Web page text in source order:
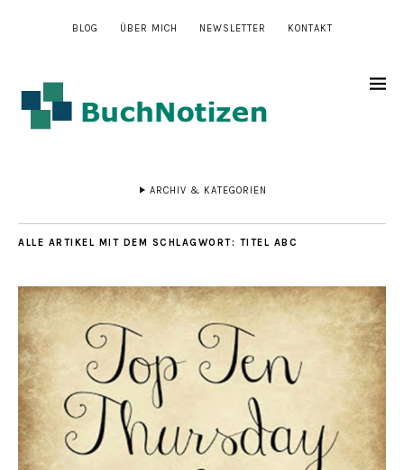
BLOG ÜBER MICH NEWSLETTER KONTAKT
ARCHIV & KATEGORIEN
ALLE ARTIKEL MIT DEM SCHLAGWORT: TITEL ABC